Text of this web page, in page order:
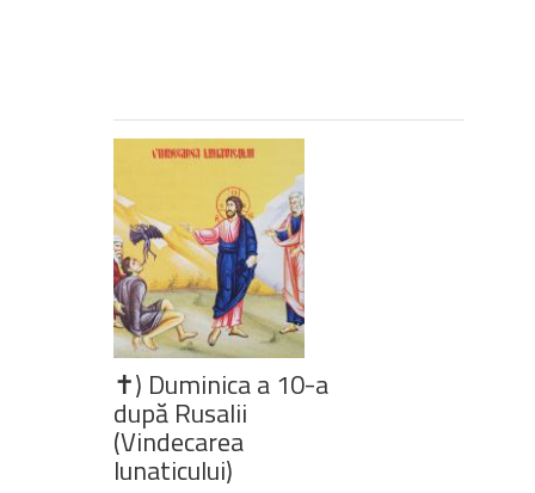
✝) Duminica a 10-a
după Rusalii
(Vindecarea
lunaticului)